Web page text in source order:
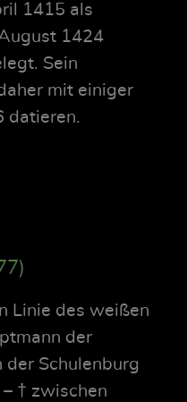
1415 als
1424
Sein
mit einiger
datieren.
Linie des weißen
der
Schulenburg
† zwischen